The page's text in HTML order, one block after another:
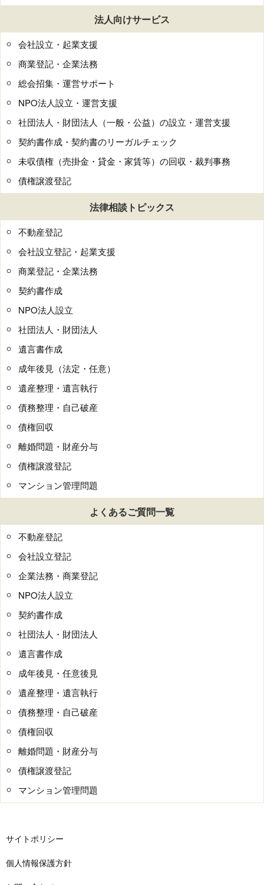
法人向けサービス
会社設立・起業支援
商業登記・企業法務
総会招集・運営サポート
NPO法人設立・運営支援
社団法人・財団法人（一般・公益）の設立・運営支援
契約書作成・契約書のリーガルチェック
未収債権（売掛金・貸金・家賃等）の回収・裁判事務
債権譲渡登記
法律相談トピックス
不動産登記
会社設立登記・起業支援
商業登記・企業法務
契約書作成
NPO法人設立
社団法人・財団法人
遺言書作成
成年後見（法定・任意）
遺産整理・遺言執行
債務整理・自己破産
債権回収
離婚問題・財産分与
債権譲渡登記
マンション管理問題
よくあるご質問一覧
不動産登記
会社設立登記
企業法務・商業登記
NPO法人設立
契約書作成
社団法人・財団法人
遺言書作成
成年後見・任意後見
遺産整理・遺言執行
債務整理・自己破産
債権回収
離婚問題・財産分与
債権譲渡登記
マンション管理問題
サイトポリシー
個人情報保護方針